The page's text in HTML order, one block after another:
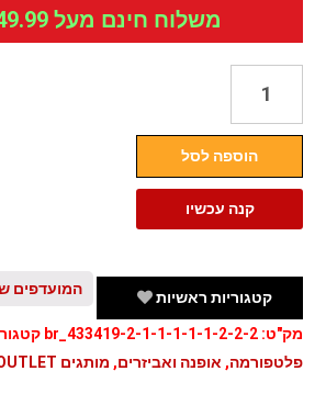
משלוח חינם מעל 249.99שח
מגפי
גבוהות
האג
הוספה לסל
קנה עכשיו
קטגוריות ראשיות
המועדפים
מק"ט: br_433419-2-1-1-1-1-1-2-2-2
פלטפורמה, אופנה ואביזרים, מותגים OUTLET